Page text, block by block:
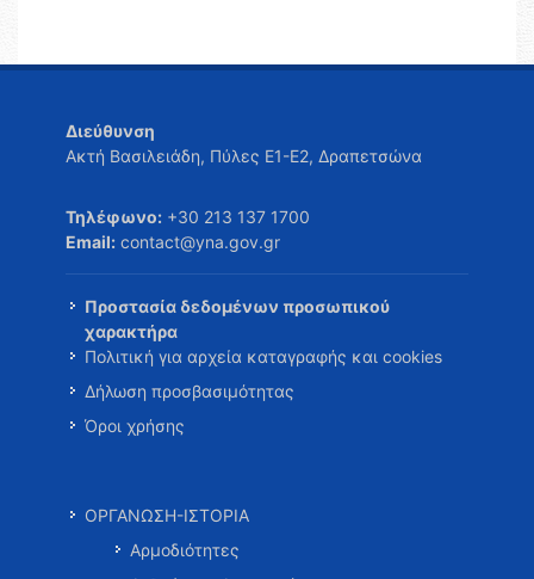
Διεύθυνση
Ακτή Βασιλειάδη, Πύλες Ε1-Ε2, Δραπετσώνα
Τηλέφωνο: +30 213 137 1700
Email: contact@yna.gov.gr
Προστασία δεδομένων προσωπικού
χαρακτήρα
Πολιτική για αρχεία καταγραφής και cookies
Δήλωση προσβασιμότητας
Όροι χρήσης
ΟΡΓΑΝΩΣΗ-ΙΣΤΟΡΙΑ
Αρμοδιότητες